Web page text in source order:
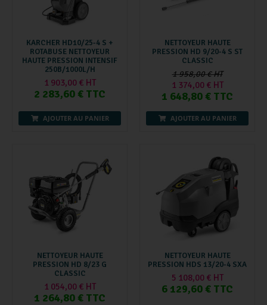
KARCHER HD10/25-4 S +
ROTABUSE NETTOYEUR
HAUTE PRESSION INTENSIF
250B/1000L/H
1 903,00 € HT
2 283,60 € TTC
AJOUTER AU PANIER
NETTOYEUR HAUTE
PRESSION HD 9/20-4 S ST
CLASSIC
1 958,00 € HT
1 374,00 € HT
1 648,80 € TTC
AJOUTER AU PANIER
NETTOYEUR HAUTE
PRESSION HD 8/23 G
CLASSIC
1 054,00 € HT
1 264,80 € TTC
NETTOYEUR HAUTE
PRESSION HDS 13/20-4 SXA
5 108,00 € HT
6 129,60 € TTC